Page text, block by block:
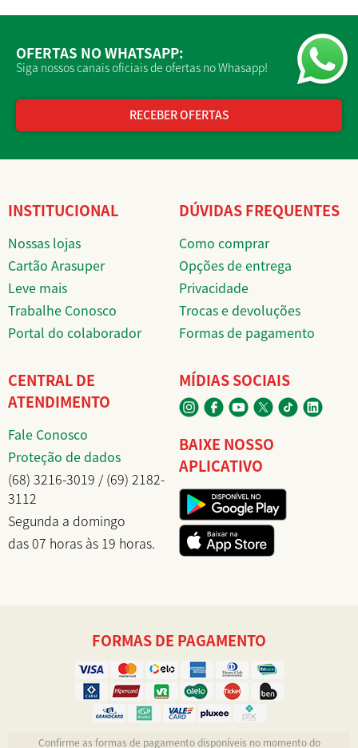
OFERTAS NO WHATSAPP:
Siga nossos canais oficiais de ofertas no Whasapp!
RECEBER OFERTAS
INSTITUCIONAL
Nossas lojas
Cartão Arasuper
Leve mais
Trabalhe Conosco
Portal do colaborador
DÚVIDAS FREQUENTES
Como comprar
Opções de entrega
Privacidade
Trocas e devoluções
Formas de pagamento
CENTRAL DE
ATENDIMENTO
Fale Conosco
Proteção de dados
(68) 3216-3019 / (69) 2182-
3112
Segunda a domingo
das 07 horas às 19 horas.
MÍDIAS SOCIAIS
BAIXE NOSSO
APLICATIVO
FORMAS DE PAGAMENTO
Confirme as formas de pagamento disponíveis no momento do